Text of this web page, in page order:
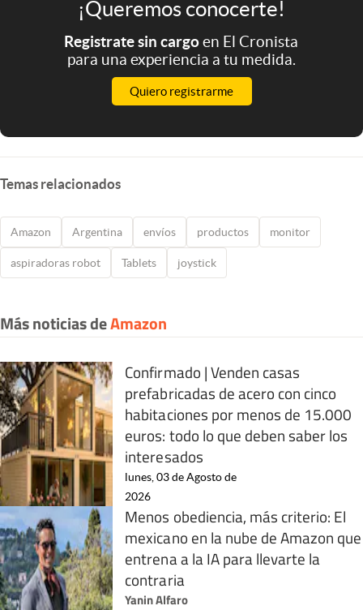
¡Queremos conocerte!
Registrate sin cargoen El Cronista
para una experiencia a tu medida.
Quiero registrarme
Temas relacionados
Amazon Argentina envíos productos monitor
aspiradoras robot Tablets joystick
Más noticias deAmazon
Confirmado | Venden casas
prefabricadas de acero con cinco
habitaciones por menos de 15.000
euros: todo lo que deben saber los
interesados
lunes, 03 de Agosto de
2026
Menos obediencia, más criterio: El
mexicano en la nube de Amazon que
entrena a la IA para llevarte la
contraria
Yanin Alfaro